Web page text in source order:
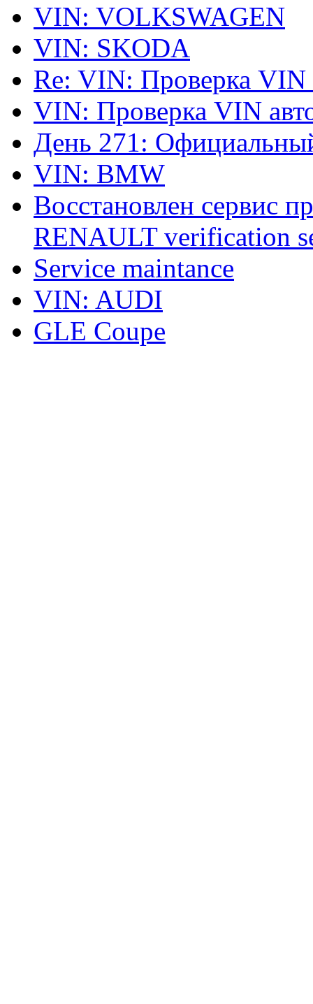
VIN: VOLKSWAGEN
VIN: SKODA
Re: VIN: Проверка VIN
VIN: Проверка VIN
День 271:
VIN: BMW
Восстановлен сервис
RENAULT verification
Service maintance
VIN: AUDI
GLE Coupe